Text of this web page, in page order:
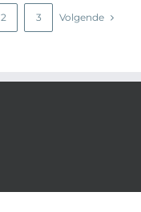
2 3 Volgende